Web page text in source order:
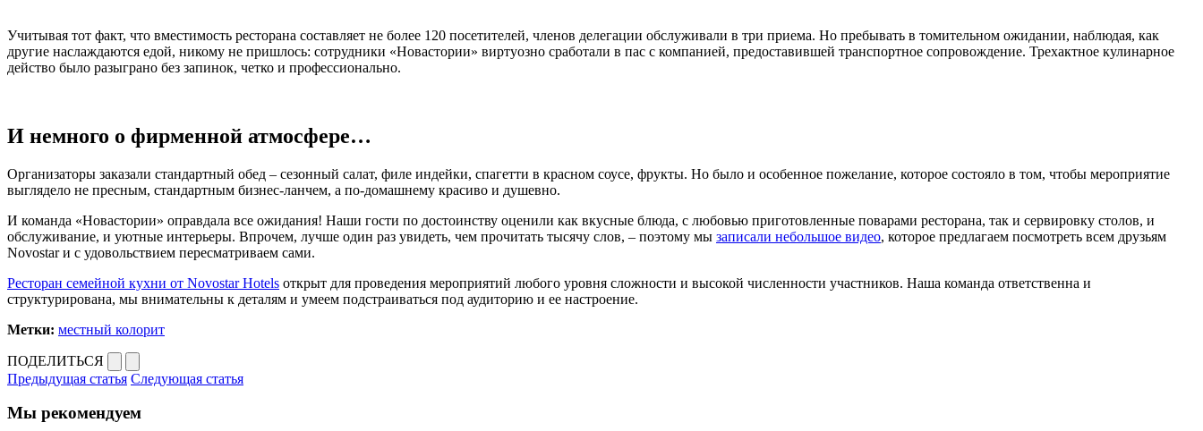
Учитывая тот факт, что вместимость ресторана составляет не более 120 посетителей, членов делегации обслуживали в три приема. Но пребывать в томительном ожидании, наблюдая, как
другие наслаждаются едой, никому не пришлось: сотрудники «Новастории» виртуозно сработали в пас с компанией, предоставившей транспортное сопровождение. Трехактное кулинарное
действо было разыграно без запинок, четко и профессионально.
И немного о фирменной атмосфере…
Организаторы заказали стандартный обед – сезонный салат, филе индейки, спагетти в красном соусе, фрукты. Но было и особенное пожелание, которое состояло в том, чтобы мероприятие
выглядело не пресным, стандартным бизнес-ланчем, а по-домашнему красиво и душевно.
И команда «Новастории» оправдала все ожидания! Наши гости по достоинству оценили как вкусные блюда, с любовью приготовленные поварами ресторана, так и сервировку столов, и
обслуживание, и уютные интерьеры. Впрочем, лучше один раз увидеть, чем прочитать тысячу слов, – поэтому мы записали небольшое видео, которое предлагаем посмотреть всем друзьям
Novostar и с удовольствием пересматриваем сами.
Ресторан семейной кухни от Novostar Hotels открыт для проведения мероприятий любого уровня сложности и высокой численности участников. Наша команда ответственна и
структурирована, мы внимательны к деталям и умеем подстраиваться под аудиторию и ее настроение.
Метки: местный колорит
ПОДЕЛИТЬСЯ
Предыдущая статья Следующая статья
Мы рекомендуем